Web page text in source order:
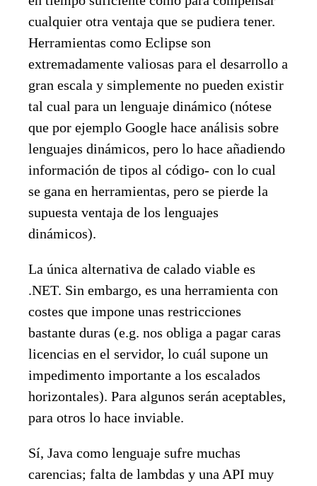
cualquier otra ventaja que se pudiera tener.
Herramientas como Eclipse son
extremadamente valiosas para el desarrollo a
gran escala y simplemente no pueden existir
tal cual para un lenguaje dinámico (nótese
que por ejemplo Google hace análisis sobre
lenguajes dinámicos, pero lo hace añadiendo
información de tipos al código- con lo cual
se gana en herramientas, pero se pierde la
supuesta ventaja de los lenguajes
dinámicos).
La única alternativa de calado viable es
.NET. Sin embargo, es una herramienta con
costes que impone unas restricciones
bastante duras (e.g. nos obliga a pagar caras
licencias en el servidor, lo cuál supone un
impedimento importante a los escalados
horizontales). Para algunos serán aceptables,
para otros lo hace inviable.
Sí, Java como lenguaje sufre muchas
carencias; falta de lambdas y una API muy